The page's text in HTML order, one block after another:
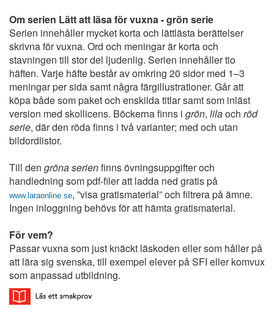
Om serien Lätt att läsa för vuxna - grön serie
Serien innehåller mycket korta och lättlästa berättelser
skrivna för vuxna. Ord och meningar är korta och
stavningen till stor del ljudenlig. Serien innehåller tio
häften. Varje häfte består av omkring 20 sidor med 1–3
meningar per sida samt några färgillustrationer. Går att
köpa både som paket och enskilda titlar samt som inläst
version med skollicens. Böckerna finns i grön, lilaoch röd
serie, där den röda finns i två varianter; med och utan
bildordlistor.
Till den gröna serienfinns övningsuppgifter och
handledning som pdf-filer att ladda ned gratis på
www.laraonline.se, ”visa gratismaterial” och filtrera på ämne.
Ingen inloggning behövs för att hämta gratismaterial.
För vem?
Passar vuxna som just knäckt läskoden eller som håller på
att lära sig svenska, till exempel elever på SFI eller komvux
som anpassad utbildning.